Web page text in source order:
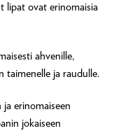
lipat ovat erinomaisia
ahvenille,
taimenelle ja raudulle.
erinomaiseen
jokaiseen